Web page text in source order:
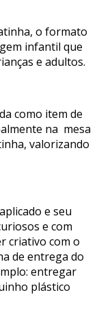
o formato
infantil que
e adultos.
como item de
na mesa
valorizando
e seu
e com
criativo com o
de entrega do
entregar
plástico